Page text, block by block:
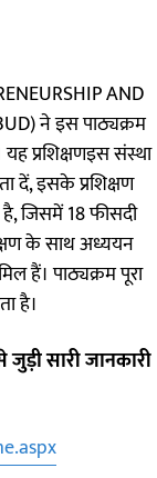
AND
ने इस पाठ्यक्रम
प्रशिक्षणइस संस्था
दें, इसके प्रशिक्षण
जिसमें 18 फीसदी
के साथ अध्ययन
हैं। पाठ्यक्रम पूरा
है।
सारी जानकारी